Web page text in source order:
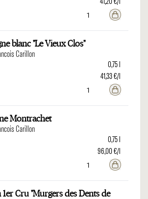
blanc "Le Vieux Clos"
Carillon
0,75 l
41,33 €/l
Montrachet
Carillon
0,75 l
96,00 €/l
1er Cru "Murgers des Dents de